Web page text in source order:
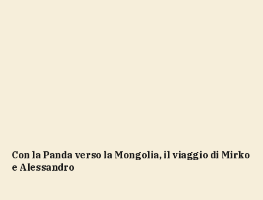
Con la Panda verso la Mongolia, il viaggio di Mirko
e Alessandro